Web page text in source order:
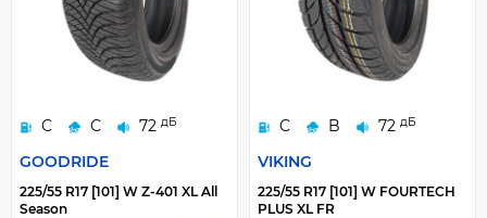
C C 72 дБ
GOODRIDE
225/55 R17 [101] W Z-401 XL All
Season
C B 72 дБ
VIKING
225/55 R17 [101] W FOURTECH
PLUS XL FR